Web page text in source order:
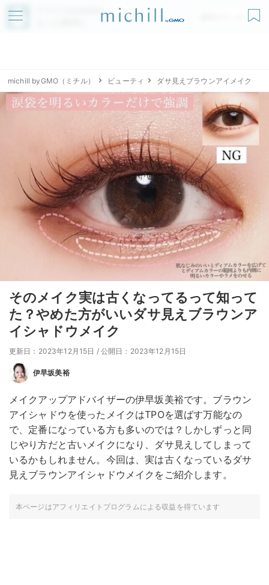
アプリでmichillが
無料ダウンロード
michill byGMO（ミチル） ビューティ ダサ見えブラウンアイメイク
そのメイク実は古くなってるって知って
た？やめた方がいいダサ見えブラウンア
イシャドウメイク
更新日：2023年12月15日 / 公開日：2023年12月15日
伊早坂美裕
メイクアップアドバイザーの伊早坂美裕です。ブラウン
アイシャドウを使ったメイクはTPOを選ばす万能なの
で、定番になっている方も多いのでは？しかしずっと同
じやり方だと古いメイクになり、ダサ見えしてしまって
いるかもしれません。今回は、実は古くなっているダサ
見えブラウンアイシャドウメイクをご紹介します。
本ページはアフィリエイトプログラムによる収益を得ています